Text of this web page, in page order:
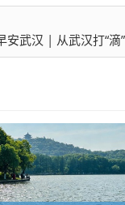
安武汉 | 从武汉打“滴”